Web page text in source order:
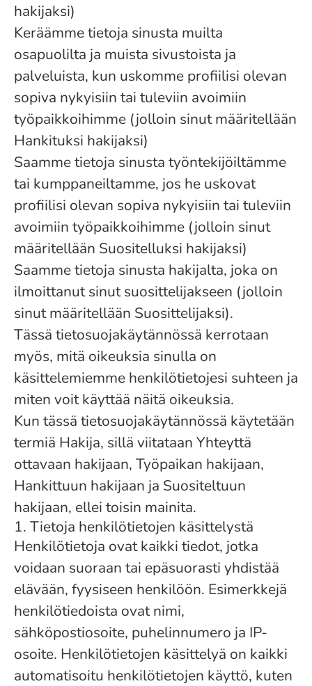
hakijaksi)
Keräämme tietoja sinusta muilta
osapuolilta ja muista sivustoista ja
palveluista, kun uskomme profiilisi olevan
sopiva nykyisiin tai tuleviin avoimiin
työpaikkoihimme (jolloin sinut määritellään
Hankituksi hakijaksi)
Saamme tietoja sinusta työntekijöiltämme
tai kumppaneiltamme, jos he uskovat
profiilisi olevan sopiva nykyisiin tai tuleviin
avoimiin työpaikkoihimme (jolloin sinut
määritellään Suositelluksi hakijaksi)
Saamme tietoja sinusta hakijalta, joka on
ilmoittanut sinut suosittelijakseen (jolloin
sinut määritellään Suosittelijaksi).
Tässä tietosuojakäytännössä kerrotaan
myös, mitä oikeuksia sinulla on
käsittelemiemme henkilötietojesi suhteen ja
miten voit käyttää näitä oikeuksia.
Kun tässä tietosuojakäytännössä käytetään
termiä Hakija, sillä viitataan Yhteyttä
ottavaan hakijaan, Työpaikan hakijaan,
Hankittuun hakijaan ja Suositeltuun
hakijaan, ellei toisin mainita.
1. Tietoja henkilötietojen käsittelystä
Henkilötietoja ovat kaikki tiedot, jotka
voidaan suoraan tai epäsuorasti yhdistää
elävään, fyysiseen henkilöön. Esimerkkejä
henkilötiedoista ovat nimi,
sähköpostiosoite, puhelinnumero ja IP-
osoite. Henkilötietojen käsittelyä on kaikki
automatisoitu henkilötietojen käyttö, kuten